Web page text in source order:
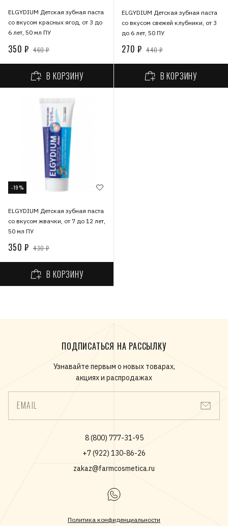
ELGYDIUM Детская зубная паста
со вкусом красных ягод, от 3 до
6 лет, 50 мл ПУ
350 ₽ 460 ₽
В КОРЗИНУ
ELGYDIUM Детская зубная паста
со вкусом свежей клубники, от 3
до 6 лет, 50 ПУ
270 ₽ 440 ₽
В КОРЗИНУ
-19%
ELGYDIUM Детская зубная паста
со вкусом жвачки, от 7 до 12 лет,
50 мл ПУ
350 ₽ 430 ₽
В КОРЗИНУ
ПОДПИСАТЬСЯ НА РАССЫЛКУ
Узнавайте первым о новых товарах,
акциях и распродажах
EMAIL
8 (800) 777-31-95
+7 (922) 130-86-26
zakaz@farmcosmetica.ru
Политика конфиденциальности